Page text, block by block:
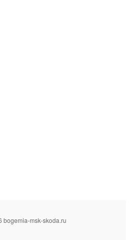
bogemia-msk-skoda.ru